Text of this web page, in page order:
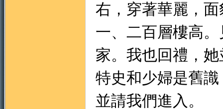
右，穿著華麗，
一、二百層樓高
家。我也回禮，
特史和少婦是舊
並請我們進入。